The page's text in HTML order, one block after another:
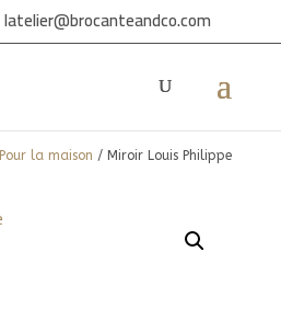
latelier@brocanteandco.com
Pour la maison / Miroir Louis Philippe